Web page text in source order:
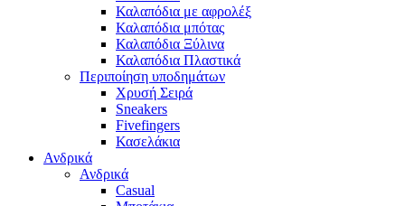
Καλαπόδια με αφρολέξ
Καλαπόδια μπότας
Καλαπόδια Ξύλινα
Καλαπόδια Πλαστικά
Περιποίηση υποδημάτων
Χρυσή Σειρά
Sneakers
Fivefingers
Κασελάκια
Ανδρικά
Ανδρικά
Casual